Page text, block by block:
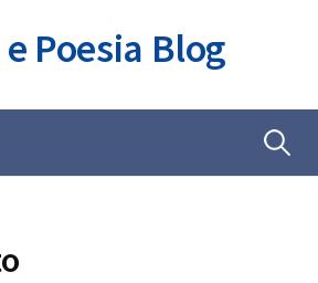
Poesia Blog
Ricerca